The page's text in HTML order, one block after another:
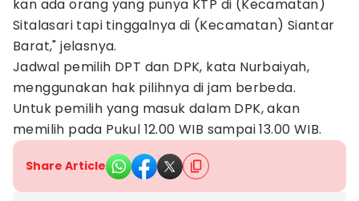
kan ada orang yang punya KTP di (Kecamatan)
Sitalasari tapi tinggalnya di (Kecamatan) Siantar
Barat," jelasnya.
Jadwal pemilih DPT dan DPK, kata Nurbaiyah,
menggunakan hak pilihnya di jam berbeda.
Untuk pemilih yang masuk dalam DPK, akan
memilih pada Pukul 12.00 WIB sampai 13.00 WIB.
Share Article